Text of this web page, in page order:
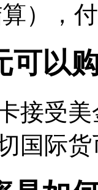
），
可以
接受
国际